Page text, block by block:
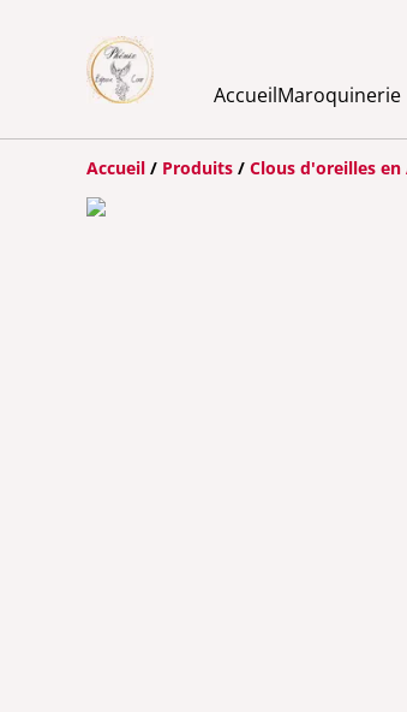
AccueilMaroquinerie
Accueil / Produits / Clous d'oreilles en